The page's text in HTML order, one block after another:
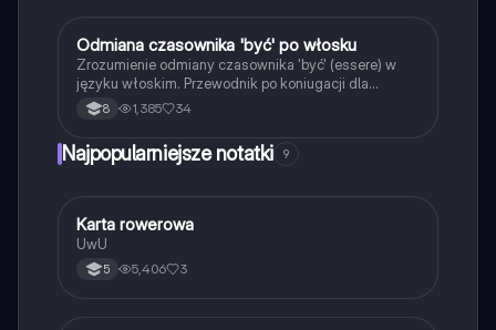
Język włoski
Odmiana czasownika 'być' po włosku
Zrozumienie odmiany czasownika 'być' (essere) w
języku włoskim. Przewodnik po koniugacji dla
wszystkich osób: ja, ty, on, ona, my, wy, oni. Idealne
dla uczniów uczących się włoskiego. Typ:
8 1,385 34
Najpopularniejsze notatki 9
KTechnika
Karta rowerowa
UwU
5 5,406 3